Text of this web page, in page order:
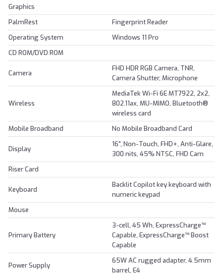
Graphics
PalmRest
Fingerprint Reader
Operating System
Windows 11 Pro
CD ROM/DVD ROM
Camera
FHD HDR RGB Camera, TNR,
Camera Shutter, Microphone
Wireless
MediaTek Wi-Fi 6E MT7922, 2x2,
802.11ax, MU-MIMO, Bluetooth®
wireless card
Mobile Broadband
No Mobile Broadband Card
Display
16", Non-Touch, FHD+, Anti-Glare,
300 nits, 45% NTSC, FHD Cam
Riser Card
Keyboard
Backlit Copilot key keyboard with
numeric keypad
Mouse
Primary Battery
3-cell, 45 Wh, ExpressCharge™
Capable, ExpressCharge™ Boost
Capable
Power Supply
65W AC rugged adapter, 4.5mm
barrel, E4